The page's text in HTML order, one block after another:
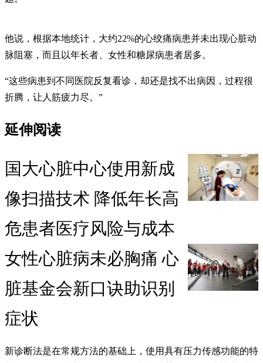
他说，根据本地统计，大约22%的心绞痛病患并未出现心脏动
脉阻塞，而且以年长者、女性和糖尿病患者居多。
“这些病患到不同医院反复看诊，却还是找不出病因，过程很
折腾，让人筋疲力尽。”
延伸阅读
国大心脏中心使用新成
像扫描技术 降低年长高
危患者医疗风险与成本
女性心脏病未必胸痛 心
脏基金会新口诀助识别
症状
新诊断法是在常规方法的基础上，使用具有压力传感功能的特